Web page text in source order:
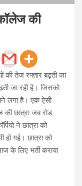
की
की तेज रफ्तार बढ़ती जा
जा रही है। जिसको
लगा है। एक ऐसी
की छात्रा जब रोड
ने छात्रा को
हो गई। छात्रा को
के लिए भर्ती कराया